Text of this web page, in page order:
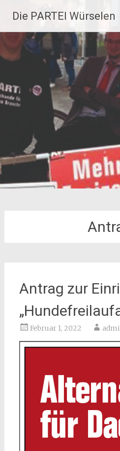
Inhalt
springen
Die PARTEI Würselen
Antrag zur
Februar 1, 2022